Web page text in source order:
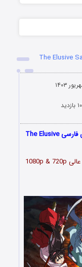
دانلود انیمه ژاپنی سامورایی فراری با زیرنویس فارسی The Elusive
با کیفیت عالی 1080p & 720p